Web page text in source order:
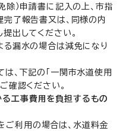
除）申請書に記入の上、市指
了報告書又は、同様の内
出してください。
漏水の場合は減免になり
、下記の「一関市水道使用
確認ください。
る工事費用を負担するもの
ご利用の場合は、水道料金